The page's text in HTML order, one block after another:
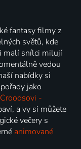
fantasy filmy z
světů, kde
malí snílci milují
vedou
nabídky si
jako
Croodsovi -
a vy si můžete
večery s
animované